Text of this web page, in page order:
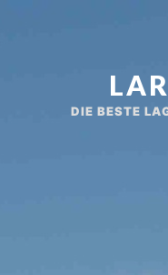
hoofdnavigatie
DIE BESTE